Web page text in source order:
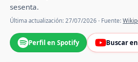
sesenta.
Última actualización: 27/07/2026 · Fuente:
Perfil en Spotify Buscar